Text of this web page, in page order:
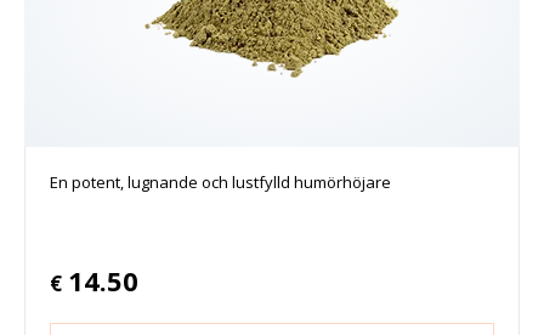
En potent, lugnande och lustfylld humörhöjare
€ 14.50